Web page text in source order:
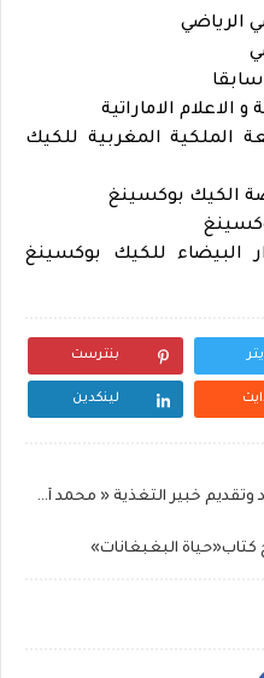
الرياضي
الاعلام الاماراتية
الملكية المغربية للكيك
الكيك بوكسينغ
البيضاء للكيك بوكسينغ
بنترست
لينكدين
« نشركو الطعام » برنامج من إعداد وتقديم خبير التغذية « محمد أحليمي ».
كتاب«حياة البغبغانات»